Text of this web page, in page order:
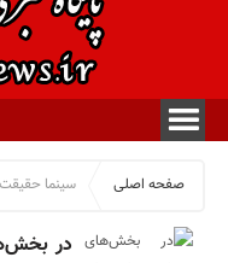
صفحه اصلی سینما حقیقت
در